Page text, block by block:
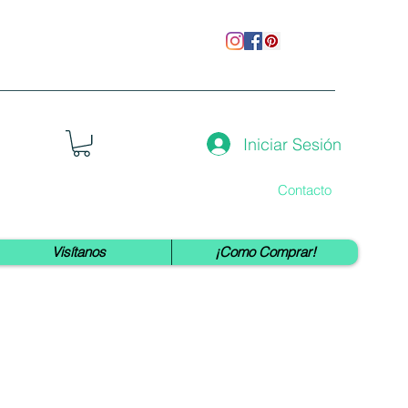
Iniciar Sesión
Contacto
Visítanos ¡Como Comprar!